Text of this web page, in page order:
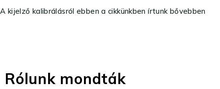
A kijelző kalibrálásról ebben a cikkünkben írtunk bővebben
Rólunk mondták